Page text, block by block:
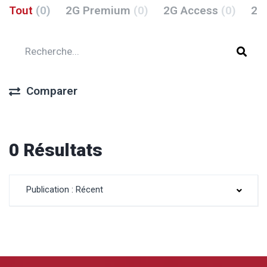
Tout (0) 2G Premium (0) 2G Access (0)
Comparer
0 Résultats
Publication : Récent